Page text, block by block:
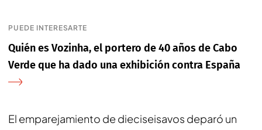
PUEDE INTERESARTE
Quién es Vozinha, el portero de 40 años de Cabo
Verde que ha dado una exhibición contra España
El emparejamiento de dieciseisavos deparó un